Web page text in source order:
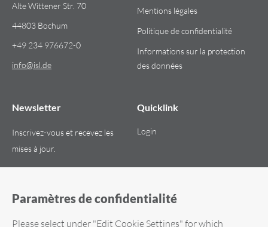
Alte Wittener Str. 70
44803 Bochum
+49 234 976672-0
info​@​isl.de
Mentions légales
Politique de confidentialité
Informations sur la protection
des données
Newsletter
Inscrivez-vous et recevez les
mises à jour.
S'INSCRIRE MAINTENANT
Quicklink
Login
Paramètres de confidentialité
Please select under "Edit Cookie Settings" for which